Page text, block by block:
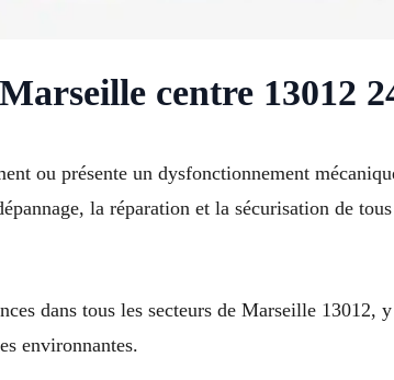
centre 13012
ou présente un dysfonctionnement
la réparation et la sécurisation de
dans tous les secteurs de Marseille 13012,
environnantes.